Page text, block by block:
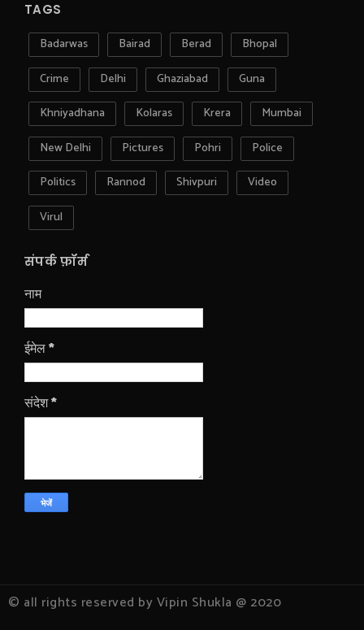
TAGS
Badarwas Bairad Berad
Bhopal
Crime
Delhi Ghaziabad
Guna
Khniyadhana
Kolaras Krera
Mumbai
New Delhi
Pictures Pohri
Police
Politics
Rannod Shivpuri
Video
Virul
संपर्क फ़ॉर्म
नाम
ईमेल*
संदेश*
© all rights reserved by Vipin Shukla @ 2020